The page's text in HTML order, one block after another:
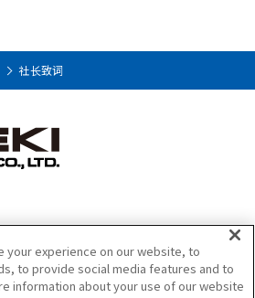
社长致词
关于我们
your experience on our website, to
to provide social media features and to
information about your use of our website